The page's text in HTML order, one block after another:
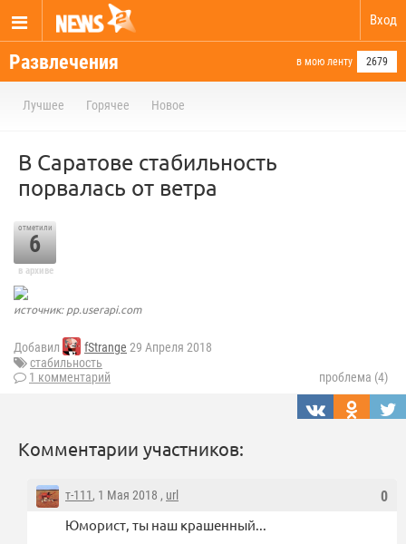
Вход
Развлечения в мою ленту 2679
Лучшее Горячее Новое
В Саратове стабильность
порвалась от ветра
отметили
6
в архиве
источник: pp.userapi.com
Добавил fStrange 29 Апреля 2018
стабильность
1 комментарий
проблема (4)
Комментарии участников:
0
т-111, 1 Мая 2018 , url
Юморист, ты наш крашенный...